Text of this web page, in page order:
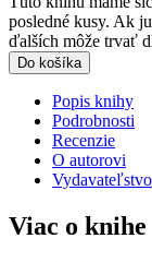
posledné kusy. Ak
ďalších môže trvať
Do košíka
Popis knihy
Podrobnosti
Recenzie
O autorovi
Vydavateľstvo
Viac o knihe